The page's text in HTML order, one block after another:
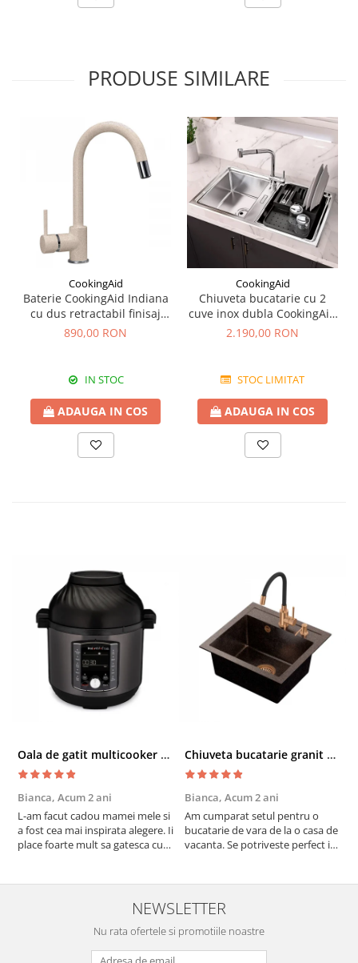
PRODUSE SIMILARE
CookingAid
Baterie CookingAid Indiana
cu dus retractabil finisaj
granit Bej Pigmentat /
890,00 RON
IN STOC
ADAUGA IN COS
CookingAid
Chiuveta bucatarie cu 2
cuve inox dubla CookingAid
FUSION 86BB
2.190,00 RON
STOC LIMITAT
ADAUGA IN COS
Oala de gatit multicooker 11 functii Instant Pot Pro Crisp 8 + Air Fryer 7.6 lt
Bianca, Acum 2 ani
L-am facut cadou mamei mele si
a fost cea mai inspirata alegere. Ii
place foarte mult sa gatesca cu
cratita...ma gandesc serios sa imi
cumpar si eu! Recomand mult !
Chiuveta bucatarie granit cu finisaj negru perlat/cupru Steingran Art Copper cu dozator si baterie Quadron
Bianca, Acum 2 ani
Am cumparat setul pentru o
bucatarie de vara de la o casa de
vacanta. Se potriveste perfect in
buna, recomand cu drag !
NEWSLETTER
Nu rata ofertele si promotiile noastre